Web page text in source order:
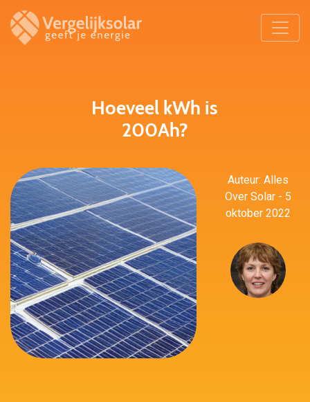
Hoeveel kWh is
200Ah?
Auteur: Alles
Over Solar - 5
oktober 2022